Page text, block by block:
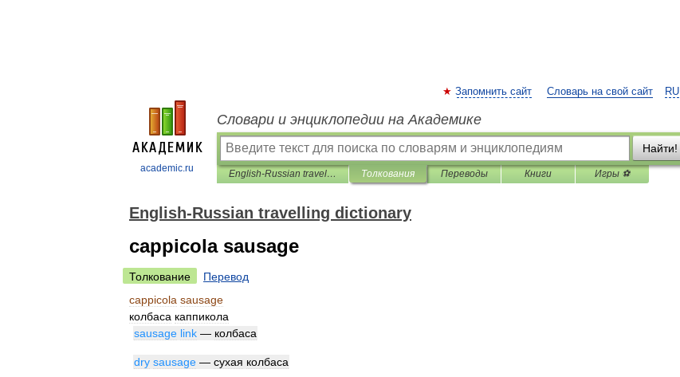
academic.ru
RU
Запомнить сайт Словарь на свой сайт
Словари и энциклопедии на Академике
Найти!
English-Russian travelling dictionary Толкования Переводы Книги Игры ⚽
English-Russian travelling dictionary
cappicola sausage
Толкование
Перевод
cappicola sausage
колбаса каппикола
sausage link — колбаса
dry sausage — сухая колбаса